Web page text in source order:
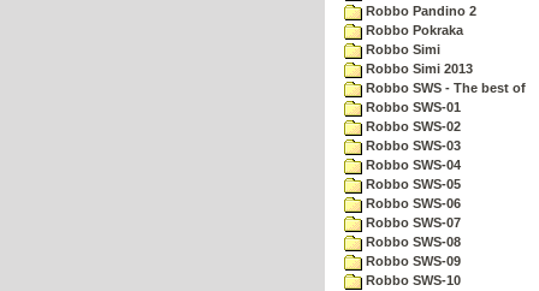
Robbo Pandino 2
Robbo Pokraka
Robbo Simi
Robbo Simi 2013
Robbo SWS - The best of
Robbo SWS-01
Robbo SWS-02
Robbo SWS-03
Robbo SWS-04
Robbo SWS-05
Robbo SWS-06
Robbo SWS-07
Robbo SWS-08
Robbo SWS-09
Robbo SWS-10